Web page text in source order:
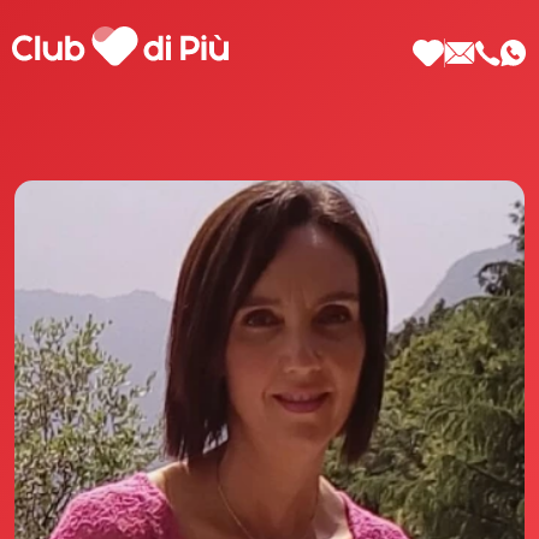
Scopri Club di Più
Le testimonianze Club di Più
La fondatrice Valeria Pilla
Annunci Donne
Agenzia matrimoniale Club di Più
Love Notebook